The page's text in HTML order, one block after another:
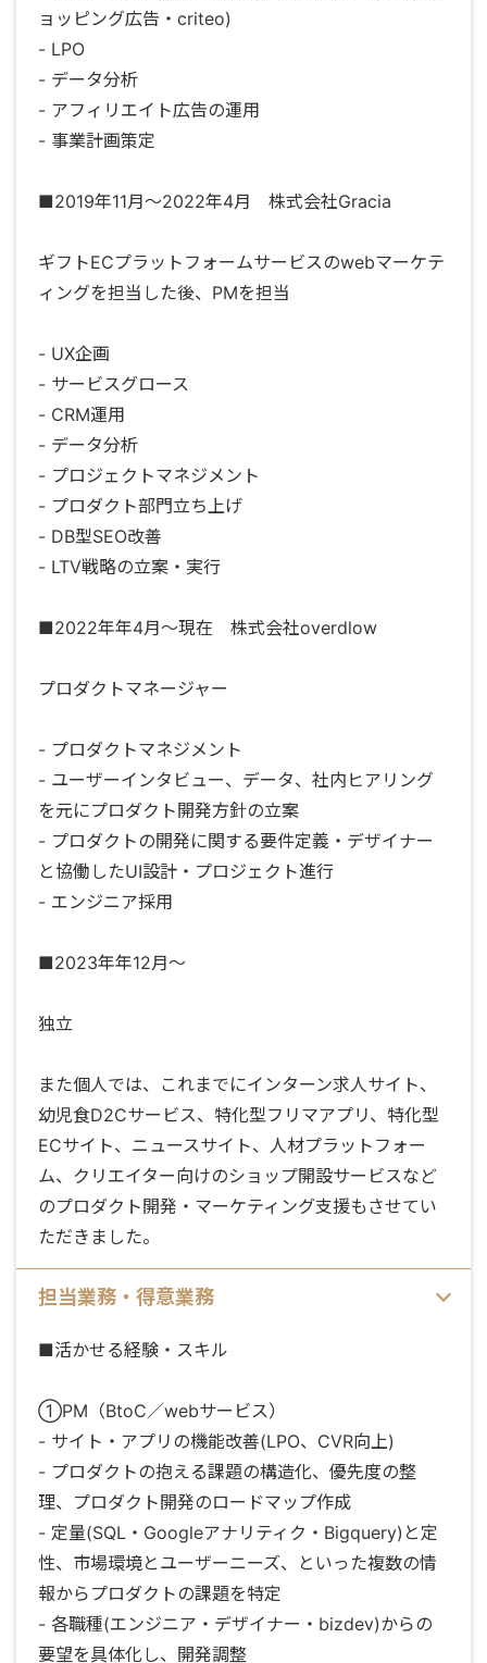
ョッピング広告・criteo)
- LPO
- データ分析
- アフィリエイト広告の運用
- 事業計画策定
■2019年11月〜2022年4月 株式会社Gracia
ギフトECプラットフォームサービスのwebマーケテ
ィングを担当した後、PMを担当
- UX企画
- サービスグロース
- CRM運用
- データ分析
- プロジェクトマネジメント
- プロダクト部門立ち上げ
- DB型SEO改善
- LTV戦略の立案・実行
■2022年年4月〜現在 株式会社overdlow
プロダクトマネージャー
- プロダクトマネジメント
- ユーザーインタビュー、データ、社内ヒアリング
を元にプロダクト開発方針の立案
- プロダクトの開発に関する要件定義・デザイナー
と協働したUI設計・プロジェクト進行
- エンジニア採用
■2023年年12月〜
独立
また個人では、これまでにインターン求人サイト、
幼児食D2Cサービス、特化型フリマアプリ、特化型
ECサイト、ニュースサイト、人材プラットフォー
ム、クリエイター向けのショップ開設サービスなど
のプロダクト開発・マーケティング支援もさせてい
ただきました。
担当業務・得意業務
■活かせる経験・スキル
①PM（BtoC／webサービス）
- サイト・アプリの機能改善(LPO、CVR向上)
- プロダクトの抱える課題の構造化、優先度の整
理、プロダクト開発のロードマップ作成
- 定量(SQL・Googleアナリティク・Bigquery)と定
性、市場環境とユーザーニーズ、といった複数の情
報からプロダクトの課題を特定
- 各職種(エンジニア・デザイナー・bizdev)からの
要望を具体化し、開発調整